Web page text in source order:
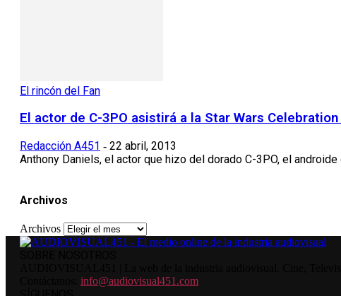
El rincón del Fan
El actor de C-3PO asistirá a la Star Wars Celebration
Redacción A451 - 22 abril, 2013
Anthony Daniels, el actor que hizo del dorado C-3PO, el
Archivos
Archivos
info@audiovisual451.com